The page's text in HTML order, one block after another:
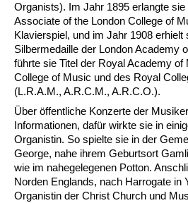
Organists). Im Jahr 1895 erlangte
Associate of the London College of
Klavierspiel, und im Jahr 1908 erhielt
Silbermedaille der London Academy
führte sie Titel der Royal Academy
College of Music und des Royal
(L.R.A.M., A.R.C.M., A.R.C.O.).
Über öffentliche Konzerte der
Informationen, dafür wirkte sie in
Organistin. So spielte sie in der
George, nahe ihrem Geburtsort
wie im nahegelegenen Potton.
Norden Englands, nach Harrogate in
Organistin der Christ Church und